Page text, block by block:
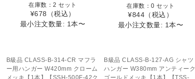
在庫数：2 セット
¥678
（税込）
最小注文数量: 1本〜
在庫数：0 セット
¥844 （税込）
最小注文数量: 1本〜
この商品へのお問い合わせ
B級品 CLASS-B-314-CR マフラ
ー用ハンガー W420mm クローム
B級品 CLASS-B-127-AG シャツ
ハンガー W380mm アンティーク